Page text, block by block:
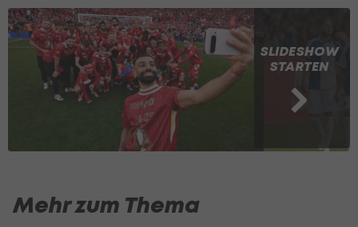
SLIDESHOW
STARTEN
Mehr zum Thema